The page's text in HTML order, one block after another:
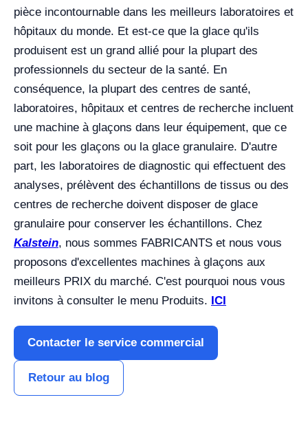
pièce incontournable dans les meilleurs laboratoires et
hôpitaux du monde. Et est-ce que la glace qu'ils
produisent est un grand allié pour la plupart des
professionnels du secteur de la santé. En
conséquence, la plupart des centres de santé,
laboratoires, hôpitaux et centres de recherche incluent
une machine à glaçons dans leur équipement, que ce
soit pour les glaçons ou la glace granulaire. D'autre
part, les laboratoires de diagnostic qui effectuent des
analyses, prélèvent des échantillons de tissus ou des
centres de recherche doivent disposer de glace
granulaire pour conserver les échantillons. Chez
Kalstein, nous sommes FABRICANTS et nous vous
proposons d'excellentes machines à glaçons aux
meilleurs PRIX du marché. C'est pourquoi nous vous
invitons à consulter le menu Produits. ICI
Contacter le service commercial
Retour au blog